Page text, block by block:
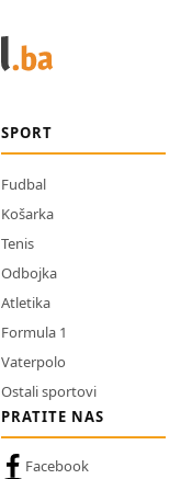
SPORT
Fudbal
Košarka
Tenis
Odbojka
Atletika
Formula 1
Vaterpolo
Ostali sportovi
PRATITE NAS
Facebook